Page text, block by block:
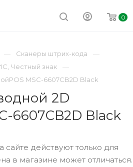
0
Сканеры штрих-кода
Честный знак
MSC-6607CB2D Black
2D
6607CB2D Black
действуют только для
в магазине может отличаться.